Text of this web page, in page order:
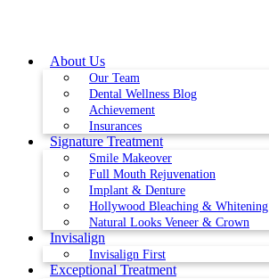
About Us
Our Team
Dental Wellness Blog
Achievement
Insurances
Signature Treatment
Smile Makeover
Full Mouth Rejuvenation
Implant & Denture
Hollywood Bleaching & Whitening
Natural Looks Veneer & Crown
Invisalign
Invisalign First
Exceptional Treatment